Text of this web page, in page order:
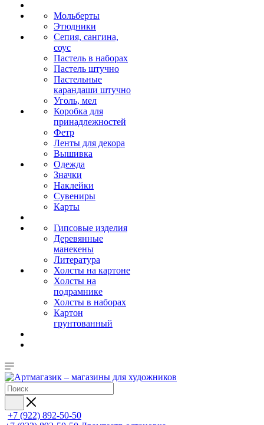
Мольберты
Этюдники
Сепия, сангина,
соус
Пастель в наборах
Пастель штучно
Пастельные
карандаши штучно
Уголь, мел
Коробка для
принадлежностей
Фетр
Ленты для декора
Вышивка
Одежда
Значки
Наклейки
Сувениры
Карты
Гипсовые изделия
Деревянные
манекены
Литература
Холсты на картоне
Холсты на
подрамнике
Холсты в наборах
Картон
грунтованный
+7 (922) 892-50-50